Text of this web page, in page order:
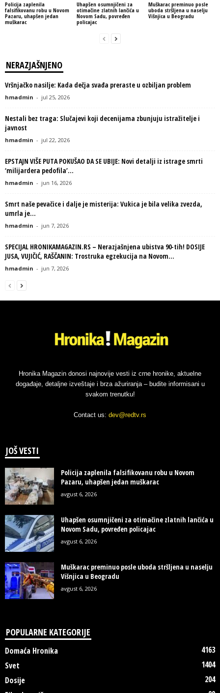
Policija zaplenila
falsifikovanu robu u Novom
Pazaru, uhapšen jedan
muškarac
Uhapšen osumnjičeni za
otimačine zlatnih lančića u
Novom Sadu, povređen
policajac
Muškarac preminuo posle
uboda stršljena u naselju
Višnjica u Beogradu
NERAZJAŠNJENO
Vršnjačko nasilje: Kada dečja svađa preraste u ozbiljan problem
hmadmin - jul 25, 2026
Nestali bez traga: Slučajevi koji decenijama zbunjuju istražitelje i
javnost
hmadmin - jul 22, 2026
EPSTAJN VIŠE PUTA POKUŠAO DA SE UBIJE: Novi detalji iz istrage smrti
‘milijardera pedofila’...
hmadmin - jun 16, 2026
Smrt naše pevačice i dalje je misterija: Vukica je bila velika zvezda,
umrla je...
hmadmin - jun 7, 2026
SPECIJAL HRONIKAMAGAZIN.RS – Nerazjašnjena ubistva 90-tih! DOSIJE
JUSA, VUJIČIĆ, RAŠČANIN: Trostruka egzekucija na Novom...
hmadmin - jun 7, 2026
Hronika Magazin donosi najnovije vesti iz crne hronike, aktuelne
događaje, detaljne izveštaje i brza ažuriranja – budite informisani u
svakom trenutku!
Contact us: dev@redtv.rs
JOŠ VESTI
Policija zaplenila falsifikovanu robu u Novom
Pazaru, uhapšen jedan muškarac
avgust 6, 2026
Uhapšen osumnjičeni za otimačine zlatnih lančića u
Novom Sadu, povređen policajac
avgust 6, 2026
Muškarac preminuo posle uboda stršljena u naselju
Višnjica u Beogradu
avgust 6, 2026
POPULARNE KATEGORIJE
Domaća Hronika
4163
Svet
1404
Dosije
204